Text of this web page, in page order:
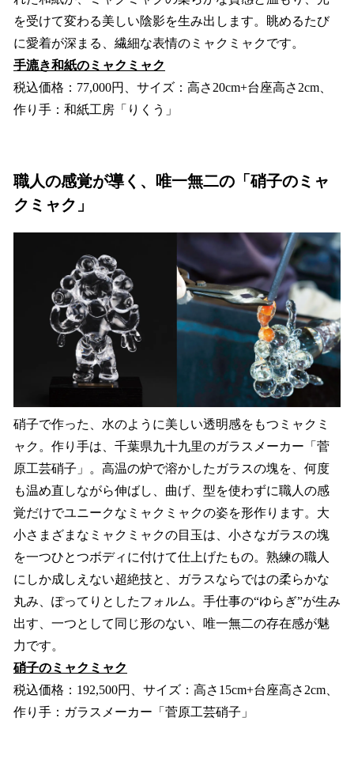
を受けて変わる美しい陰影を生み出します。眺めるたび
に愛着が深まる、繊細な表情のミャクミャクです。
手漉き和紙のミャクミャク
税込価格：77,000円、サイズ：高さ20cm+台座高さ2cm、
作り手：和紙工房「りくう」
職人の感覚が導く、唯一無二の「硝子のミャ
クミャク」
硝子で作った、水のように美しい透明感をもつミャクミ
ャク。作り手は、千葉県九十九里のガラスメーカー「菅
原工芸硝子」。高温の炉で溶かしたガラスの塊を、何度
も温め直しながら伸ばし、曲げ、型を使わずに職人の感
覚だけでユニークなミャクミャクの姿を形作ります。大
小さまざまなミャクミャクの目玉は、小さなガラスの塊
を一つひとつボディに付けて仕上げたもの。熟練の職人
にしか成しえない超絶技と、ガラスならではの柔らかな
丸み、ぽってりとしたフォルム。手仕事の“ゆらぎ”が生み
出す、一つとして同じ形のない、唯一無二の存在感が魅
力です。
硝子のミャクミャク
税込価格：192,500円、サイズ：高さ15cm+台座高さ2cm、
作り手：ガラスメーカー「菅原工芸硝子」